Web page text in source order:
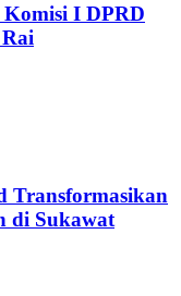
I DPRD
Transformasikan
di Sukawat